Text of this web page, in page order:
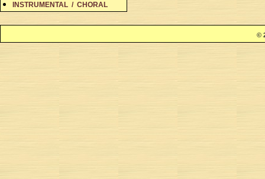
INSTRUMENTAL / CHORAL
©